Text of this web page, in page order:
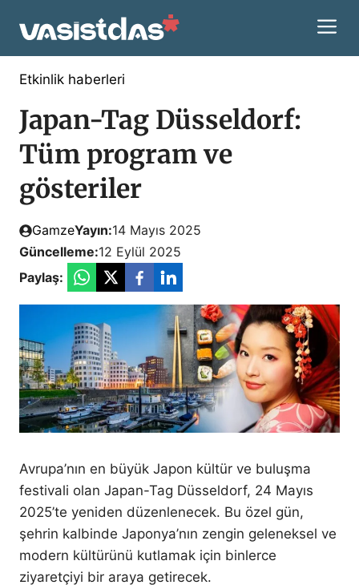
atla
Etkinlik haberleri
Japan-Tag Düsseldorf:
Tüm program ve
gösteriler
GamzeYayın:14 Mayıs 2025
Güncelleme:12 Eylül 2025
Paylaş:
Avrupa’nın en büyük Japon kültür ve buluşma
festivali olan Japan-Tag Düsseldorf, 24 Mayıs
2025’te yeniden düzenlenecek. Bu özel gün,
şehrin kalbinde Japonya’nın zengin geleneksel ve
modern kültürünü kutlamak için binlerce
ziyaretçiyi bir araya getirecek.